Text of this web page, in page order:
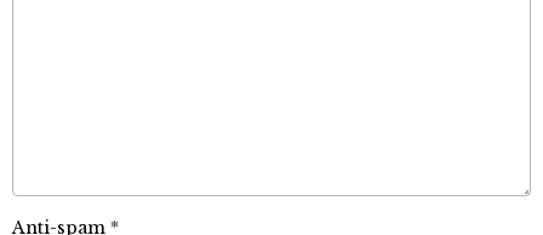
Anti-spam